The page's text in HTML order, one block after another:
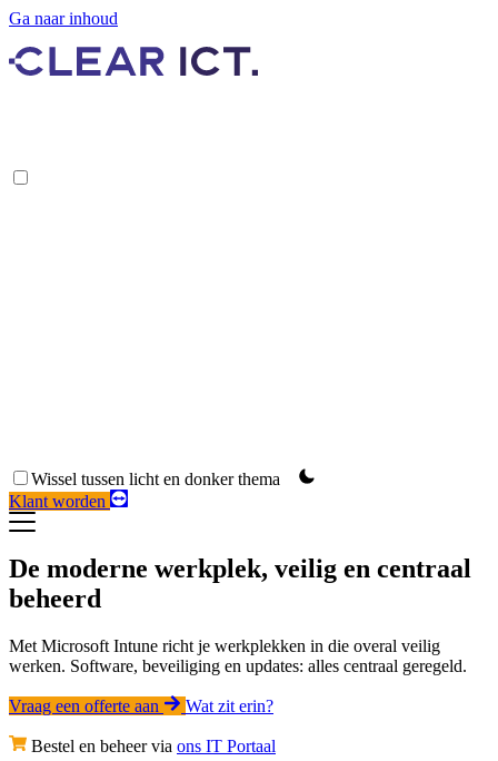
Ga naar inhoud
Wissel tussen licht en donker thema
Klant worden
De moderne werkplek, veilig en centraal
beheerd
Met Microsoft Intune richt je werkplekken in die overal veilig
werken. Software, beveiliging en updates: alles centraal geregeld.
Vraag een offerte aan Wat zit erin?
Bestel en beheer via ons IT Portaal